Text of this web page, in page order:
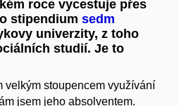
roce vycestuje přes
stipendium sedm
univerzity, z toho
studií. Je to
velkým stoupencem využívání
jsem jeho absolventem.